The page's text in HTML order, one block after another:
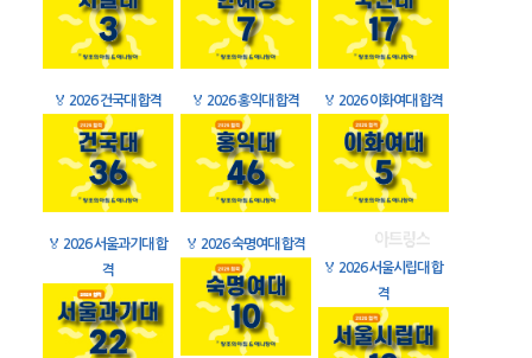
🏅 2026 건국대 합격 🏅 2026 홍익대 합격 🏅 2026 이화여대 합격
🏅 2026 서울과기대 합
격
🏅 2026 숙명여대 합격
🏅 2026 서울시립대 합
격